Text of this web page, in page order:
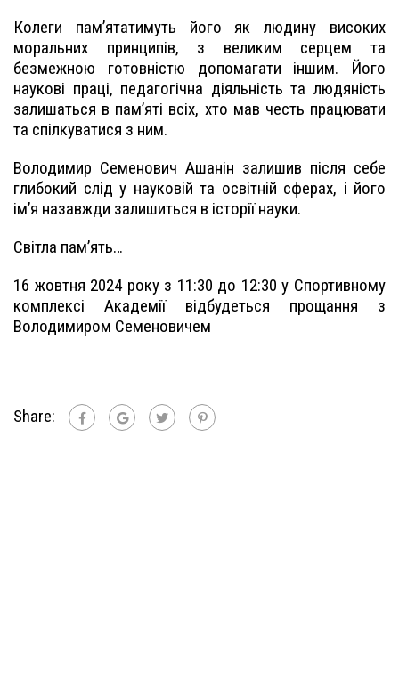
Колеги пам’ятатимуть його як людину високих
моральних принципів, з великим серцем та
безмежною готовністю допомагати іншим. Його
наукові праці, педагогічна діяльність та людяність
залишаться в пам’яті всіх, хто мав честь працювати
та спілкуватися з ним.
Володимир Семенович Ашанін залишив після себе
глибокий слід у науковій та освітній сферах, і його
ім’я назавжди залишиться в історії науки.
Світла пам’ять…
16 жовтня 2024 року з 11:30 до 12:30 у Спортивному
комплексі Академії відбудеться прощання з
Володимиром Семеновичем
Share: